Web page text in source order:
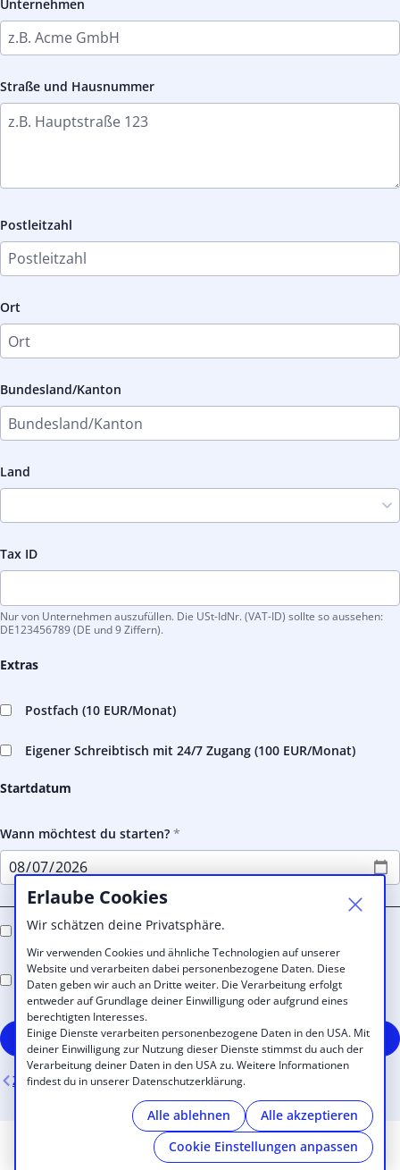
Erlaube Cookies
Wir schätzen deine Privatsphäre.
Wir verwenden Cookies und ähnliche Technologien auf unserer
Website und verarbeiten dabei personenbezogene Daten. Diese
Daten geben wir auch an Dritte weiter. Die Verarbeitung erfolgt
entweder auf Grundlage deiner Einwilligung oder aufgrund eines
berechtigten Interesses.
Einige Dienste verarbeiten personenbezogene Daten in den USA. Mit
deiner Einwilligung zur Nutzung dieser Dienste stimmst du auch der
Verarbeitung deiner Daten in den USA zu. Weitere Informationen
findest du in unserer Datenschutzerklärung.
Alle ablehnen
Alle akzeptieren
Cookie Einstellungen anpassen
Unternehmen
Straße und Hausnummer
Postleitzahl
Ort
Bundesland/Kanton
Land
Tax ID
Nur von Unternehmen auszufüllen. Die USt-IdNr. (VAT-ID) sollte so aussehen:
DE123456789 (DE und 9 Ziffern).
Extras
Postfach (10 EUR/Monat)
Eigener Schreibtisch mit 24/7 Zugang (100 EUR/Monat)
Startdatum
Wann möchtest du starten?
Ich willige ein, den E-Mail-Newsletter zu erhalten
Ich akzeptiere die Halle4 Geschäftsbedingungen und
Konditionen
Kostenpflichtig registrieren
Zurück